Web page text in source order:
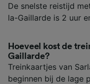
De snelste reistijd
la-Gaillarde is 2 uur
Hoeveel kost de
Gaillarde?
Treinkaartjes van
beginnen bij de lage